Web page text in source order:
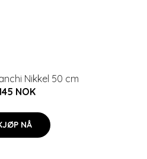
Nikkel 50 cm
NOK
NÅ